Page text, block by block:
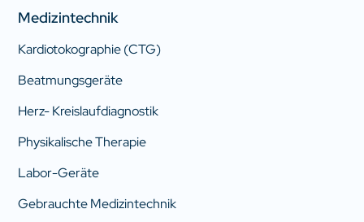
Medizintechnik
Kardiotokographie (CTG)
Beatmungsgeräte
Herz- Kreislaufdiagnostik
Physikalische Therapie
Labor-Geräte
Gebrauchte Medizintechnik